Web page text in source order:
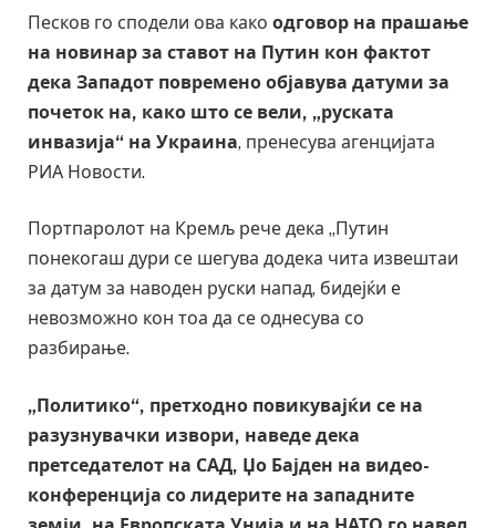
Песков го сподели ова како одговор на прашање
на новинар за ставот на Путин кон фактот
дека Западот повремено објавува датуми за
почеток на, како што се вели, „руската
инвазија“ на Украина, пренесува агенцијата
РИА Новости.
Портпаролот на Кремљ рече дека „Путин
понекогаш дури се шегува додека чита извештаи
за датум за наводен руски напад, бидејќи е
невозможно кон тоа да се однесува со
разбирање.
„Политико“, претходно повикувајќи се на
разузнувачки извори, наведе дека
претседателот на САД, Џо Бајден на видео-
конференција со лидерите на западните